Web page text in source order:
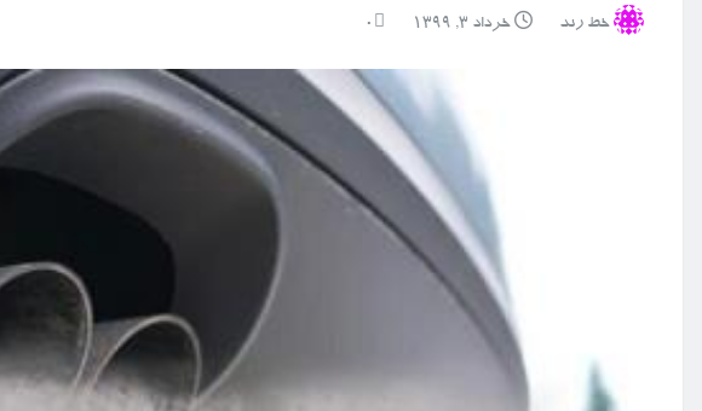
خط رند خرداد ۳, ۱۳۹۹ 0